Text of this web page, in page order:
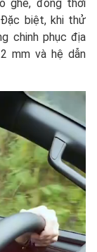
ghề, đồng thời
biệt, khi thử
chinh phục địa
mm và hệ dẫn